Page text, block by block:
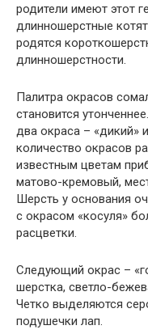
родители имеют этот
длинношерстные
родятся
длинношерстности.
Палитра окрасов
становится
два окраса – «дикий»
количество окрасов
известным цветам
матово-кремовый,
Шерсть у основания
с окрасом «косуля»
расцветки.
Следующий окрас –
шерстка, светло-
Четко выделяются
подушечки лап.